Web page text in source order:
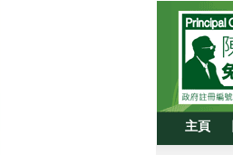
主頁